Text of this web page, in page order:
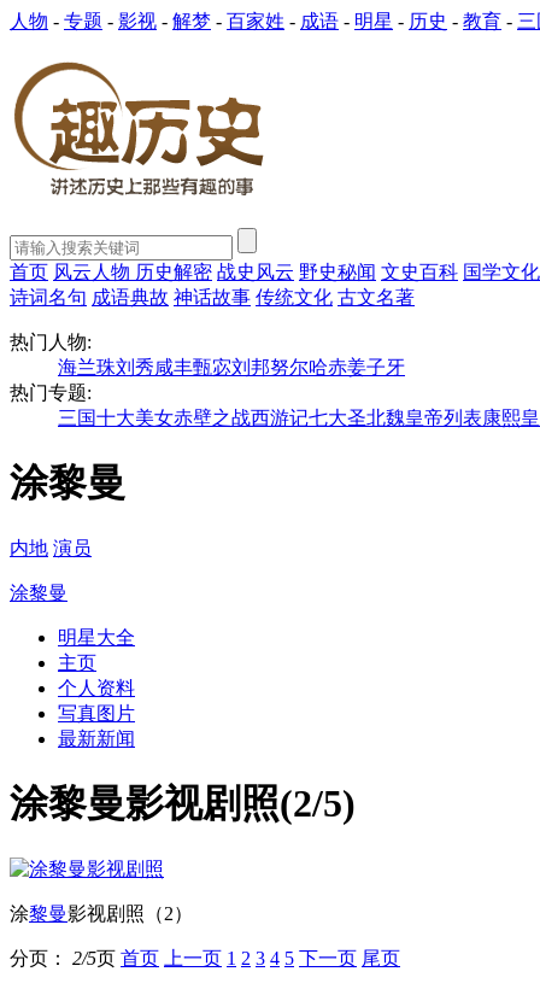
人物 - 专题 - 影视 - 解梦 - 百家姓 - 成语 - 明星 - 历史 - 教育 -
首页 风云人物 历史解密 战史风云 野史秘闻 文史百科 国学文化
诗词名句 成语典故 神话故事 传统文化 古文名著
热门人物:
海兰珠刘秀咸丰甄宓刘邦努尔哈赤姜子牙
热门专题:
三国十大美女赤壁之战西游记七大圣北魏皇帝列表康熙
涂黎曼
内地 演员
涂黎曼
明星大全
主页
个人资料
写真图片
最新新闻
涂黎曼影视剧照(2/5)
涂黎曼影视剧照（2）
分页： 2/5页 首页 上一页 1 2 3 4 5 下一页 尾页